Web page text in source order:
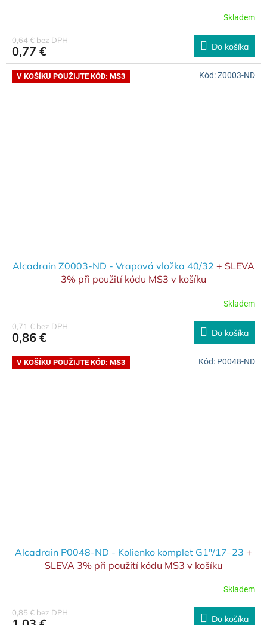
Skladem
0,64 € bez DPH
0,77 € Do košíka
V KOŠÍKU POUŽIJTE KÓD: MS3
Alcadrain Z0003-ND - Vrapová vložka 40/32 + SLEVA
3% při použití kódu MS3 v košíku
Skladem
0,71 € bez DPH
0,86 € Do košíka
Kód:Z0003-ND
V KOŠÍKU POUŽIJTE KÓD: MS3
Alcadrain P0048-ND - Kolienko komplet G1"/17–23 +
SLEVA 3% při použití kódu MS3 v košíku
Skladem
0,85 € bez DPH
Do košíka
Kód: P0048-ND